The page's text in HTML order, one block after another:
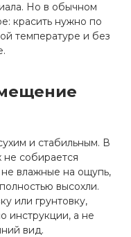
Но в обычном
красить нужно по
температуре и без
и стабильным. В
не собирается
влажные на ощупь,
высохли.
или грунтовку,
инструкции, а не
вид.